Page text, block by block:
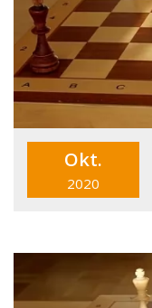
Okt.
2020